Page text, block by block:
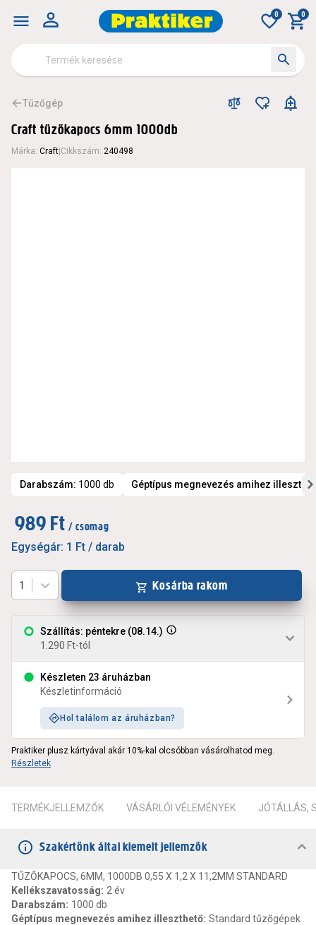
0 0
Tűzőgép
Craft tűzőkapocs 6mm 1000db
Márka: Craft Cikkszám: 240498
Darabszám: 1000 db Géptípus megnevezés amihez
989 Ft / csomag
Egységár: 1 Ft / darab
Szállítás: péntekre (08.14.)
1.290 Ft-tól
Készleten 23 áruházban
Készletinformáció
Hol találom az áruházban?
1 Kosárba rakom
Praktiker plusz kártyával akár 10%-kal olcsóbban vásárolhatod meg.
Részletek
TERMÉKJELLEMZŐK VÁSÁRLÓI VÉLEMÉNYEK JÓTÁLLÁS,
Szakértőnk által kiemelt jellemzők
TŰZŐKAPOCS, 6MM, 1000DB 0,55 X 1,2 X 11,2MM STANDARD
Kellékszavatosság: 2 év
Darabszám: 1000 db
Géptípus megnevezés amihez illeszthető: Standard tűzőgépek